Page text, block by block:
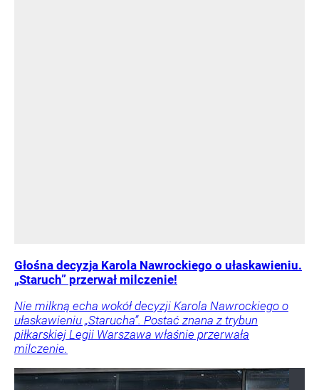
Głośna decyzja Karola Nawrockiego o ułaskawieniu.
„Staruch” przerwał milczenie!
Nie milkną echa wokół decyzji Karola Nawrockiego o
ułaskawieniu „Starucha”. Postać znana z trybun
piłkarskiej Legii Warszawa właśnie przerwała
milczenie.